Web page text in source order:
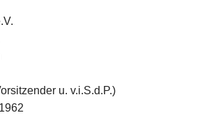
u. v.i.S.d.P.)